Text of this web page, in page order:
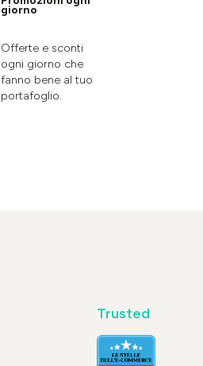
giorno
Offerte e sconti
ogni giorno che
fanno bene al tuo
portafoglio.
Trusted